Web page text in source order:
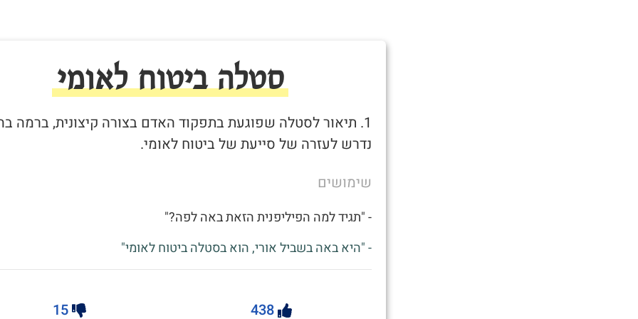
סטלה ביטוח לאומי
1. תיאור לסטלה שפוגעת בתפקוד האדם בצורה קיצונית, ברמה
נדרש לעזרה של סייעת של ביטוח לאומי.
שימושים
- "תגיד למה הפיליפנית הזאת באה לפה?"
- "היא באה בשביל אורי, הוא בסטלה ביטוח לאומי"
438
15